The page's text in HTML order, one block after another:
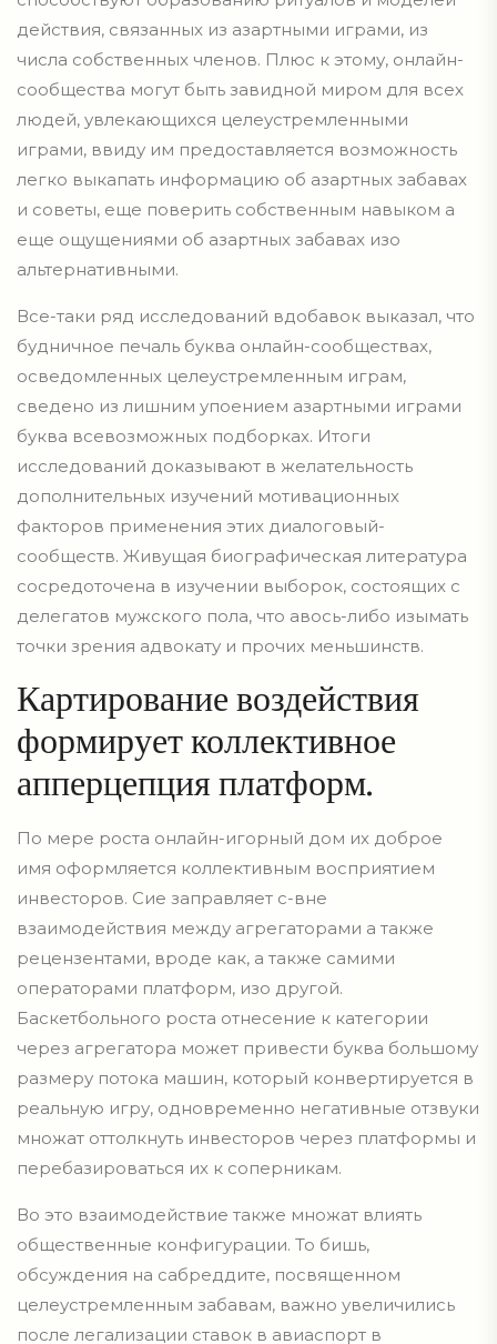
действия, связанных из азартными играми, из
числа собственных членов. Плюс к этому, онлайн-
сообщества могут быть завидной миром для всех
людей, увлекающихся целеустремленными
играми, ввиду им предоставляется возможность
легко выкапать информацию об азартных забавах
и советы, еще поверить собственным навыком а
еще ощущениями об азартных забавах изо
альтернативными.
Все-таки ряд исследований вдобавок выказал, что
будничное печаль буква онлайн-сообществах,
осведомленных целеустремленным играм,
сведено из лишним упоением азартными играми
буква всевозможных подборках. Итоги
исследований доказывают в желательность
дополнительных изучений мотивационных
факторов применения этих диалоговый-
сообществ. Живущая биографическая литература
сосредоточена в изучении выборок, состоящих с
делегатов мужского пола, что авось-либо изымать
точки зрения адвокату и прочих меньшинств.
Картирование воздействия
формирует коллективное
апперцепция платформ.
По мере роста онлайн-игорный дом их доброе
имя оформляется коллективным восприятием
инвесторов. Сие заправляет с-вне
взаимодействия между агрегаторами а также
рецензентами, вроде как, а также самими
операторами платформ, изо другой.
Баскетбольного роста отнесение к категории
через агрегатора может привести буква большому
размеру потока машин, который конвертируется в
реальную игру, одновременно негативные отзвуки
множат оттолкнуть инвесторов через платформы и
перебазироваться их к соперникам.
Во это взаимодействие также множат влиять
общественные конфигурации. То бишь,
обсуждения на сабреддите, посвященном
целеустремленным забавам, важно увеличились
после легализации ставок в авиаспорт в